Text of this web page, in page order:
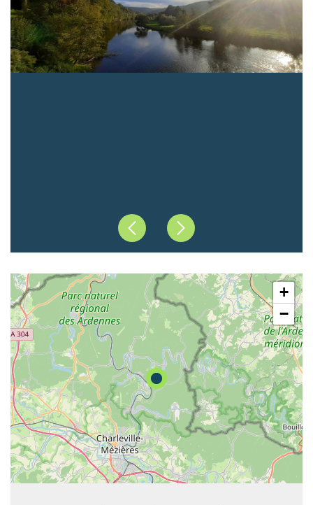
PrécédentSuivant
+
−